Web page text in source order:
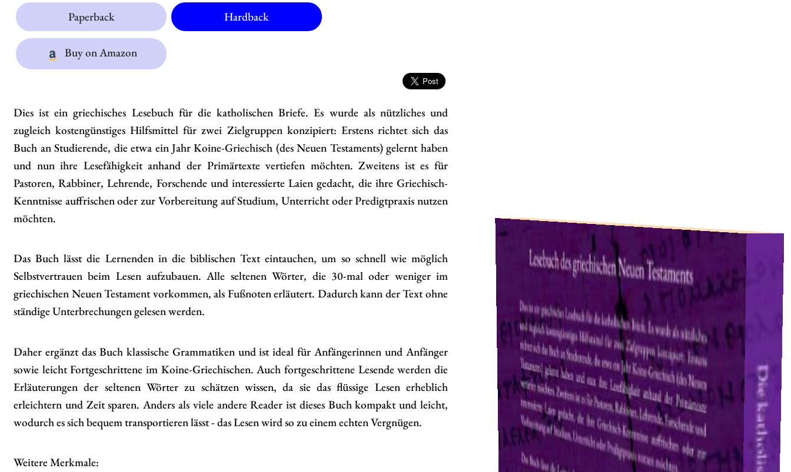
Paperback
Hardback
Buy on Amazon
Dies ist ein griechisches Lesebuch für die katholischen Briefe. Es wurde als nützliches und
zugleich kostengünstiges Hilfsmittel für zwei Zielgruppen konzipiert: Erstens richtet sich das
Buch an Studierende, die etwa ein Jahr Koine-Griechisch (des Neuen Testaments) gelernt haben
und nun ihre Lesefähigkeit anhand der Primärtexte vertiefen möchten. Zweitens ist es für
Pastoren, Rabbiner, Lehrende, Forschende und interessierte Laien gedacht, die ihre Griechisch-
Kenntnisse auffrischen oder zur Vorbereitung auf Studium, Unterricht oder Predigtpraxis nutzen
möchten.
Das Buch lässt die Lernenden in die biblischen Text eintauchen, um so schnell wie möglich
Selbstvertrauen beim Lesen aufzubauen. Alle seltenen Wörter, die 30-mal oder weniger im
griechischen Neuen Testament vorkommen, als Fußnoten erläutert. Dadurch kann der Text ohne
ständige Unterbrechungen gelesen werden.
Daher ergänzt das Buch klassische Grammatiken und ist ideal für Anfängerinnen und Anfänger
sowie leicht Fortgeschrittene im Koine-Griechischen. Auch fortgeschrittene Lesende werden die
Erläuterungen der seltenen Wörter zu schätzen wissen, da sie das flüssige Lesen erheblich
erleichtern und Zeit sparen. Anders als viele andere Reader ist dieses Buch kompakt und leicht,
wodurch es sich bequem transportieren lässt - das Lesen wird so zu einem echten Vergnügen.
Weitere Merkmale: